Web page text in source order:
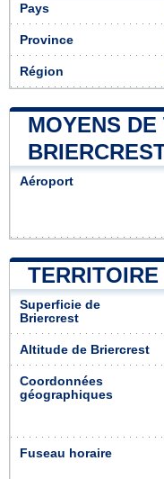
Pays
Province
Région
MOYENS
Aéroport
Superficie de
Briercrest
Altitude de Briercrest
Coordonnées
géographiques
Fuseau horaire